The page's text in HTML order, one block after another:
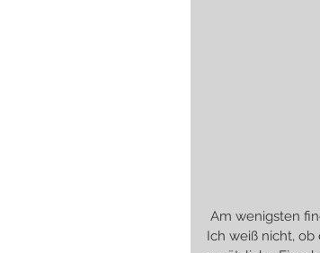
Am wenigsten
Ich weiß nicht,